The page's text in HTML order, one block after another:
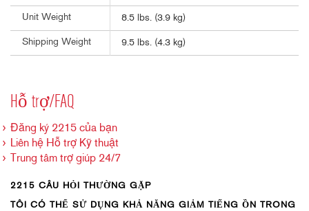
Unit Weight 8.5 lbs. (3.9 kg)
Shipping Weight 9.5 lbs. (4.3 kg)
Hỗ trợ/FAQ
Đăng ký 2215 của bạn
Liên hệ Hỗ trợ Kỹ thuật
Trung tâm trợ giúp 24/7
2215 CÂU HỎI THƯỜNG GẶP
TÔI CÓ THỂ SỬ DỤNG KHẢ NĂNG GIẢM TIẾNG ỒN TRONG